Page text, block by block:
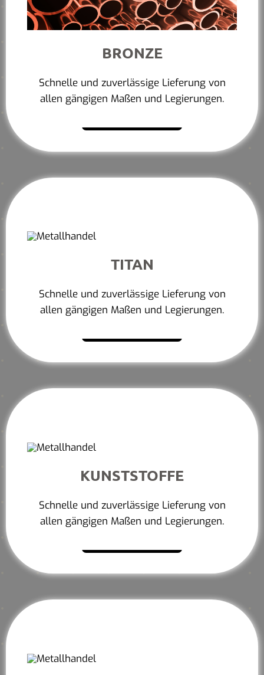
BRONZE
Schnelle und zuverlässige Lieferung von
allen gängigen Maßen und Legierungen.
TITAN
Schnelle und zuverlässige Lieferung von
allen gängigen Maßen und Legierungen.
KUNSTSTOFFE
Schnelle und zuverlässige Lieferung von
allen gängigen Maßen und Legierungen.